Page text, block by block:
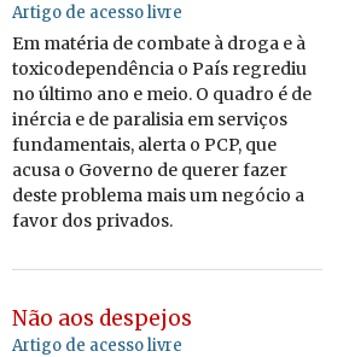
Artigo de acesso livre
Em matéria de combate à droga e à
toxicodependência o País regrediu
no último ano e meio. O quadro é de
inércia e de paralisia em serviços
fundamentais, alerta o PCP, que
acusa o Governo de querer fazer
deste problema mais um negócio a
favor dos privados.
Não aos despejos
Artigo de acesso livre